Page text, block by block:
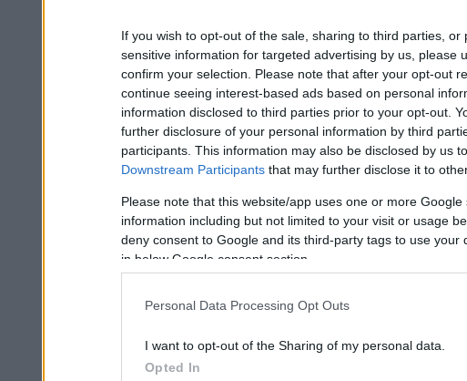
If you wish to opt-out of the sale, sharing to third parties,
sensitive information for targeted advertising by us, please
confirm your selection. Please note that after your opt-out
continue seeing interest-based ads based on personal
information disclosed to third parties prior to your opt-out.
further disclosure of your personal information by third
participants. This information may also be disclosed by us
Downstream Participants that may further disclose it to
Please note that this website/app uses one or more
information including but not limited to your visit or usage
deny consent to Google and its third-party tags to use your
in below Google consent section.
Personal Data Processing Opt Outs
I want to opt-out of the Sharing of my personal data.
Opted In